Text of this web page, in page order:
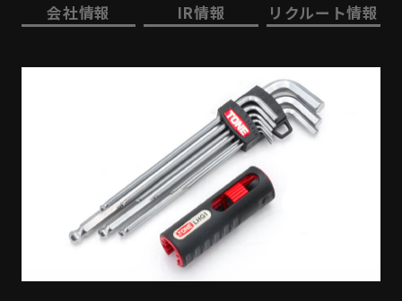
会社情報
IR情報 リクルート情報